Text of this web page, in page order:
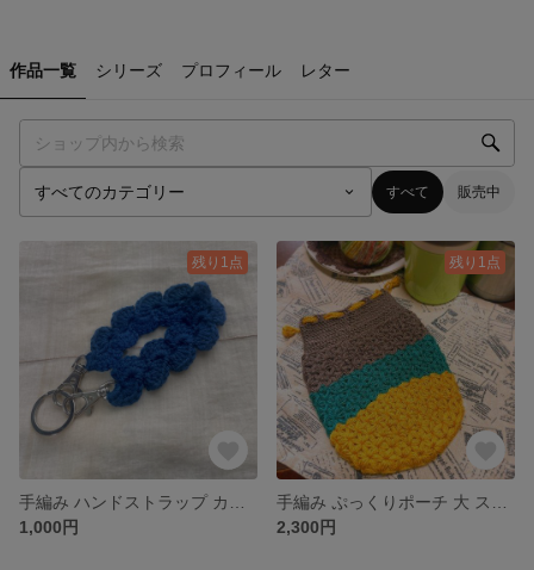
作品一覧 シリーズ プロフィール レター
すべて 販売中
残り1点
1,000円
残り1点
2,300円